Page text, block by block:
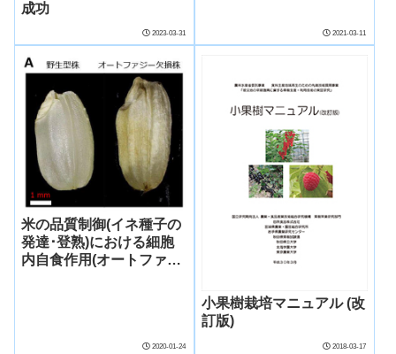
成功
2023-03-31 2021-03-11
米の品質制御(イネ種子の
発達･登熟)における細胞
内自食作用(オートファジ
2020-01-24
小果樹栽培マニュアル (改
訂版)
2018-03-17